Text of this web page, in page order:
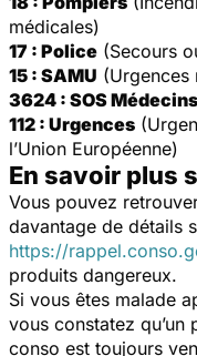
médicales)
17 : Police (Secours
15 : SAMU (Urgences
3624 : SOS Médecins
112 : Urgences
l’Union Européenne)
En savoir plus
Vous pouvez
davantage de détails
https://
produits dangereux.
Si vous êtes malade
vous constatez
conso est toujours